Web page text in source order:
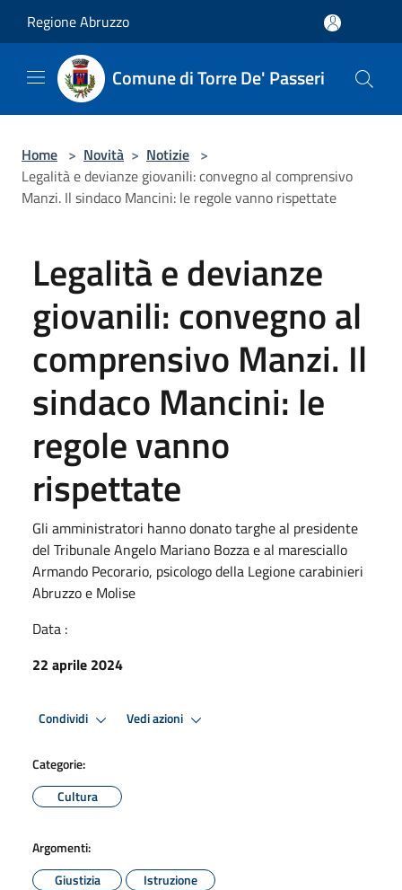
Regione Abruzzo
Comune di Torre De' Passeri
Home > Novità > Notizie >
Legalità e devianze giovanili: convegno al comprensivo
Manzi. Il sindaco Mancini: le regole vanno rispettate
Legalità e devianze
giovanili: convegno al
comprensivo Manzi. Il
sindaco Mancini: le
regole vanno
rispettate
Gli amministratori hanno donato targhe al presidente
del Tribunale Angelo Mariano Bozza e al maresciallo
Armando Pecorario, psicologo della Legione carabinieri
Abruzzo e Molise
Data :
22 aprile 2024
Condividi Vedi azioni
Categorie:
Cultura
Argomenti:
Giustizia
Istruzione